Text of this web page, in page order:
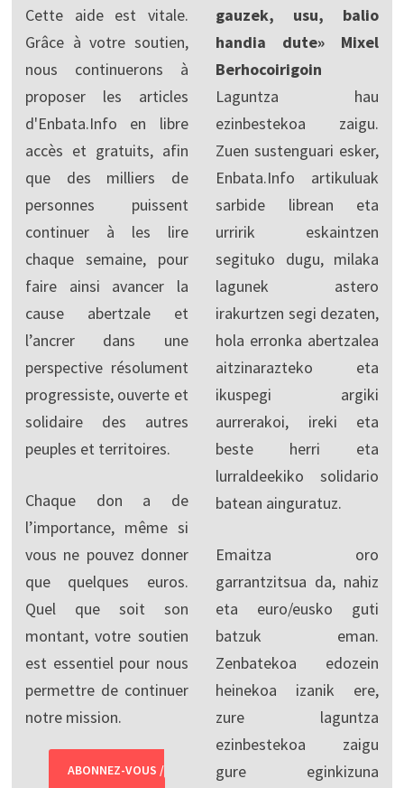
Cette aide est vitale.
Grâce à votre soutien,
nous continuerons à
proposer les articles
d'Enbata.Info en libre
accès et gratuits, afin
que des milliers de
personnes puissent
continuer à les lire
chaque semaine, pour
faire ainsi avancer la
cause abertzale et
l’ancrer dans une
perspective résolument
progressiste, ouverte et
solidaire des autres
peuples et territoires.
Chaque don a de
l’importance, même si
vous ne pouvez donner
que quelques euros.
Quel que soit son
montant, votre soutien
est essentiel pour nous
permettre de continuer
notre mission.
ABONNEZ-VOUS /
gauzek, usu, balio
handia dute» Mixel
Berhocoirigoin
Laguntza hau
ezinbestekoa zaigu.
Zuen sustenguari esker,
Enbata.Info artikuluak
sarbide librean eta
urririk eskaintzen
segituko dugu, milaka
lagunek astero
irakurtzen segi dezaten,
hola erronka abertzalea
aitzinarazteko eta
ikuspegi argiki
aurrerakoi, ireki eta
beste herri eta
lurraldeekiko solidario
batean ainguratuz.
Emaitza oro
garrantzitsua da, nahiz
eta euro/eusko guti
batzuk eman.
Zenbatekoa edozein
heinekoa izanik ere,
zure laguntza
ezinbestekoa zaigu
gure eginkizuna